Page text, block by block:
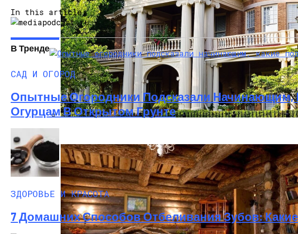
In this article:
В Тренде
САД И ОГОРОД
Опытные Огородники Подсказали Начинающим,
Огурцам В Открытом Грунте
ЗДОРОВЬЕ И КРАСОТА
7 Домашних Способов Отбеливания Зубов: